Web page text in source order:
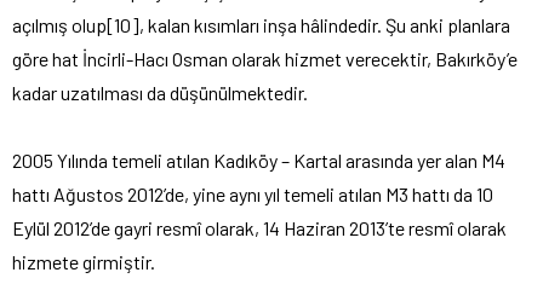
açılmış olup[10], kalan kısımları inşa hâlindedir. Şu anki planlara
göre hat İncirli-Hacı Osman olarak hizmet verecektir, Bakırköy’e
kadar uzatılması da düşünülmektedir.
2005 Yılında temeli atılan Kadıköy – Kartal arasında yer alan M4
hattı Ağustos 2012’de, yine aynı yıl temeli atılan M3 hattı da 10
Eylül 2012’de gayri resmî olarak, 14 Haziran 2013’te resmî olarak
hizmete girmiştir.